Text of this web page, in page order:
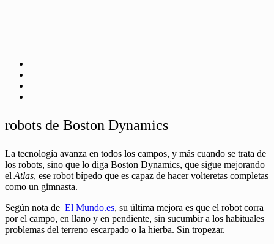
robots de Boston Dynamics
La tecnología avanza en todos los campos, y más cuando se trata de
los robots, sino que lo diga Boston Dynamics, que sigue mejorando
el Atlas, ese robot bípedo que es capaz de hacer volteretas completas
como un gimnasta.
Según nota de El Mundo.es, su última mejora es que el robot corra
por el campo, en llano y en pendiente, sin sucumbir a los habituales
problemas del terreno escarpado o la hierba. Sin tropezar.